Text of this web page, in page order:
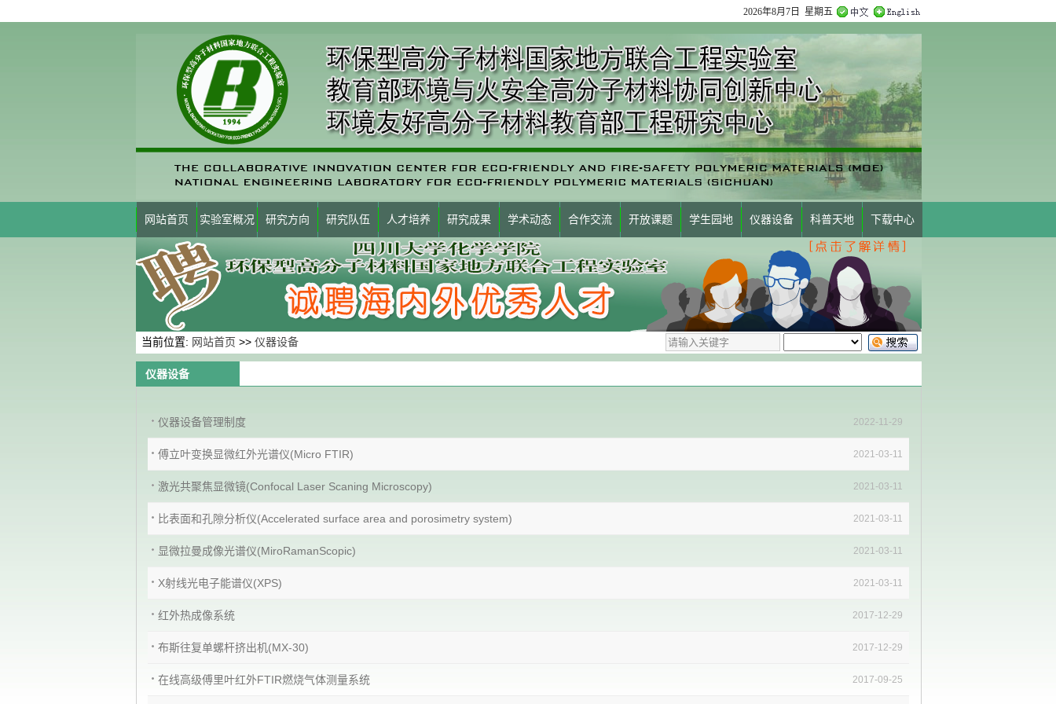
2026年8月7日 星期五
网站首页 实验室概况 研究方向 研究队伍 人才培养 研究成果 学术动态 合作交流 开放课题 学生园地 仪器设备 科普天地 下载中心
当前位置: 网站首页 >> 仪器设备
仪器设备
2022-11-29
仪器设备管理制度
2021-03-11
傅立叶变换显微红外光谱仪(Micro FTIR)
2021-03-11
激光共聚焦显微镜(Confocal Laser Scaning Microscopy)
2021-03-11
比表面和孔隙分析仪(Accelerated surface area and porosimetry system)
2021-03-11
显微拉曼成像光谱仪(MiroRamanScopic)
2021-03-11
X射线光电子能谱仪(XPS)
2017-12-29
红外热成像系统
2017-12-29
布斯往复单螺杆挤出机(MX-30)
2017-09-25
在线高级傅里叶红外FTIR燃烧气体测量系统